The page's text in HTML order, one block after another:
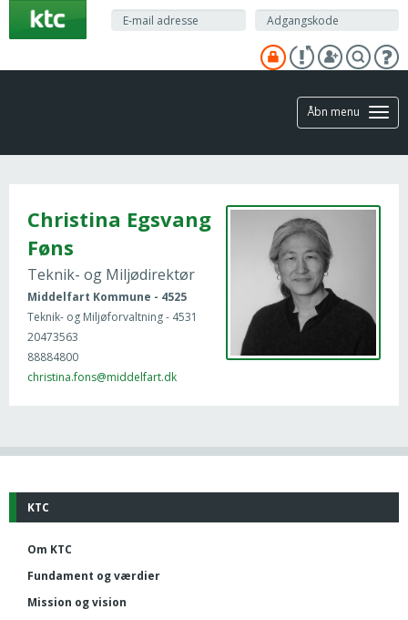
hovedindhold
Åbn menu
Christina Egsvang
Føns
Teknik- og Miljødirektør
Middelfart Kommune - 4525
Teknik- og Miljøforvaltning - 4531
20473563
88884800
christina.fons@middelfart.dk
KTC
Om KTC
Fundament og værdier
Mission og vision